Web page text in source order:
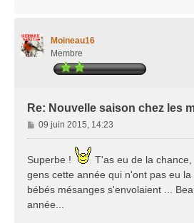
Moineau16
Membre
Re: Nouvelle saison chez les
M
e
s
a
g
e
09 juin 2015, 14:23
Superbe !
T'as eu de la
gens cette année qui n'ont pas eu
bébés mésanges s'envolaient ...
année...